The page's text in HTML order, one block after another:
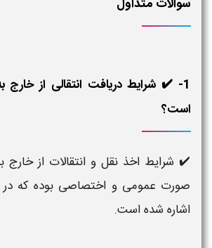
سوالات متداول
1- ✔️ شرایط دریافت انتقالی از خارج
است؟
✔️ شرایط اخذ نقل و انتقالات از خارج
صورت عمومی و اختصاصی بوده که در
اشاره شده است.